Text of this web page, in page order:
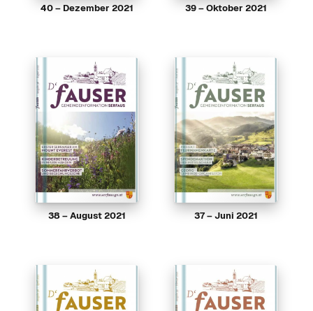
40 – Dezember 2021 39 – Oktober 2021
38 – August 2021 37 – Juni 2021